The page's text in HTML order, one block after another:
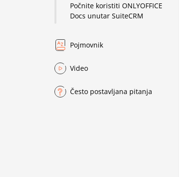
Počnite koristiti ONLYOFFICE
Docs unutar SuiteCRM
Pojmovnik
Video
Često postavljana pitanja